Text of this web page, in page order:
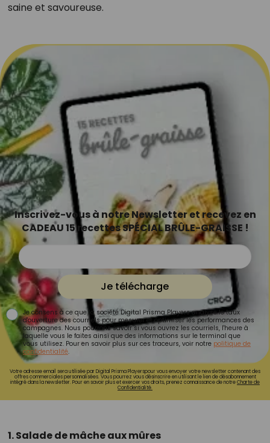
saine et savoureuse.
Inscrivez-vous à notre Newsletter et recevez en
CADEAU 15 recettes SPÉCIAL BRÛLE-GRAISSE !
Je télécharge
Je consens à ce que la société Digital Prisma Players analyse le taux
d'ouverture des courriels pour mesurer et optimiser les performances des
campagnes. Nous pourrons savoir si vous ouvrez les courriels, l'heure à
laquelle vous le faites ainsi que des informations sur le terminal que
vous utilisez. Pour en savoir plus sur ces traceurs, voir notre politique de
confidentialité.
Votre adresse email sera utilisée par Digital Prisma Playerspour vous envoyer votre newsletter contenant des
offres commerciales personnalisées. Vous pourrez vous désinscrire en utilisant le lien de désabonnement
intégré dans la newsletter. Pour en savoir plus et exercer vos droits, prenez connaissance de notreCharte de
Confidentialité.
1. Salade de mâche aux mûres